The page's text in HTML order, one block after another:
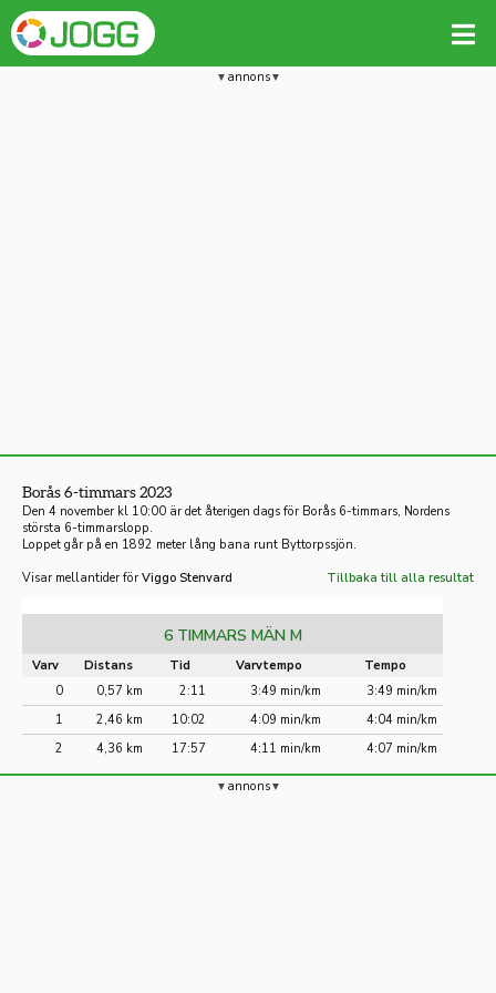
annons
Borås 6-timmars 2023
Den 4 november kl 10:00 är det återigen dags för Borås 6-timmars, Nordens
största 6-timmarslopp.
Loppet går på en 1892 meter lång bana runt Byttorpssjön.
Visar mellantider för Viggo Stenvard Tillbaka till alla resultat
6 TIMMARS MÄN M
Varv Distans Tid Varvtempo
Tempo
0
0,57 km 2:11 3:49 min/km
3:49 min/km
1
2,46 km 10:02 4:09 min/km
4:04 min/km
2
4,36 km 17:57 4:11 min/km 4:07 min/km
annons